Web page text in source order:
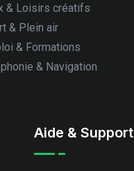
& Loisirs créatifs
& Plein air
& Formations
& Navigation
Aide & Support